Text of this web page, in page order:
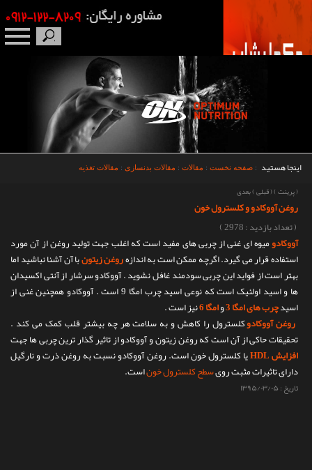
محصولات
اخبار
مقالات
تماس با ما
اینجا هستید : صفحه نخست : مقالات : مقالات بدنسازی : مقالات تغذیه
(پرینت )
(قبلی )بعدی
روغن آووکادو و کلسترول خون
( تعداد بازدید : 2978 )
آووکادومیوه ای غنی از چربی های مفید است که اغلب جهت تولید روغن از آن مورد
استفاده قرار می گیرد. اگرچه ممکن است به اندازهروغن زیتونبا آن آشنا نباشید اما
بهتر است از فواید این چربی سودمند غافل نشوید . آووکادو سرشار از آنتی اکسیدان
ها و اسید اولئیک است که نوعی اسید چرب امگا 9 است . آووکادو همچنین غنی از
اسیدچرب های امگا 3 وامگا 6 نیز است .
روغن آووکادوکلسترول را کاهش و به سلامت هر چه بیشتر قلب کمک می کند .
تحقیقات حاکی از آن است که روغن زیتون و آووکادو از تاثیر گذار ترین چربی ها جهت
افزایش HDL
یا کلسترول خون است. روغن آووکادو نسبت به روغن ذرت و نارگیل
دارای تاثیرات مثبت رویسطح کلسترول خوناست.
تاریخ :۱۳۹۵/۰۳/۰۵